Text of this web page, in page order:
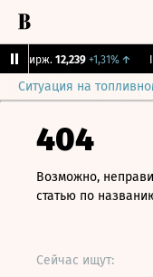
Бирж. 12,239 +1,31% ↑
Ситуация на
404
Возможно,
статью по
Сейчас ищут: